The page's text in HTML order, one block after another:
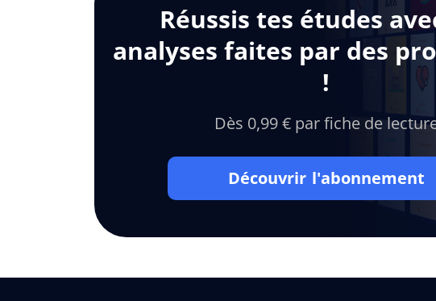
Réussis tes études
analyses faites par des
!
Dès 0,99 € par fiche de
Découvrir l'abonnement